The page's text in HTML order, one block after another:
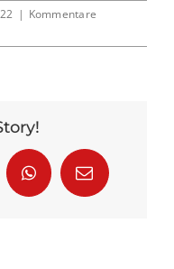
| Kommentare
WhatsApp
E-
Mail